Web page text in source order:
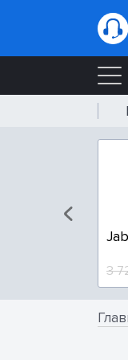
Blackwire